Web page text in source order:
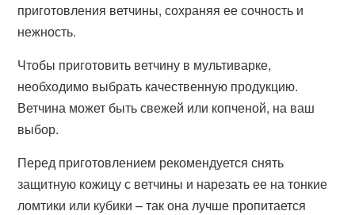
приготовления ветчины, сохраняя ее сочность и
нежность.
Чтобы приготовить ветчину в мультиварке,
необходимо выбрать качественную продукцию.
Ветчина может быть свежей или копченой, на ваш
выбор.
Перед приготовлением рекомендуется снять
защитную кожицу с ветчины и нарезать ее на тонкие
ломтики или кубики – так она лучше пропитается